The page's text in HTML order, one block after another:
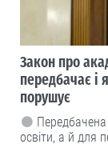
Закон про
передбачає і
порушує
Передбачена
освіти, а й для